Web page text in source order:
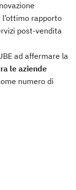
rapporto
post-vendita
ad affermare la
le aziende
numero di